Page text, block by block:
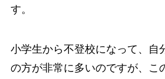
す。
小学生から不登校になって、自
の方が非常に多いのですが、こ